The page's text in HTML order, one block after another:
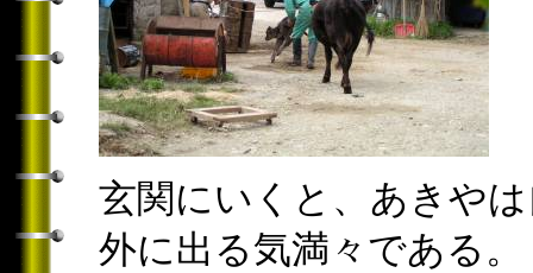
玄関にいくと、あきや
外に出る気満々である